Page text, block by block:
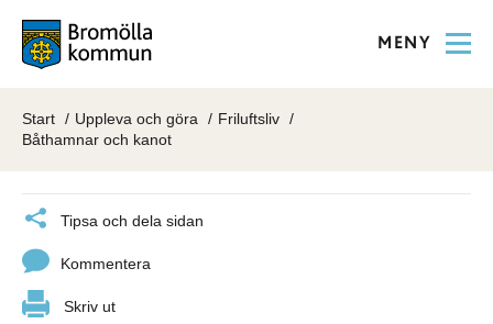
MENY
Start Uppleva och göra
Friluftsliv
Båthamnar och kanot
Tipsa och dela sidan
Kommentera
Skriv ut